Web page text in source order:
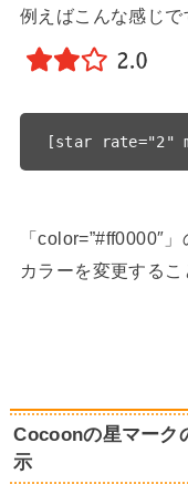
例えばこんな感じで
「color=”#ff0000″
カラーを変更するこ
Cocoonの星マーク
示